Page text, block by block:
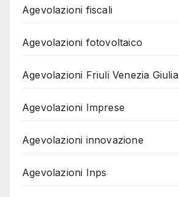
Agevolazioni fiscali
Agevolazioni fotovoltaico
Agevolazioni Friuli Venezia Giulia
Agevolazioni Imprese
Agevolazioni innovazione
Agevolazioni Inps